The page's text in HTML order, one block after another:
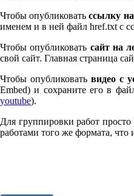
Чтобы опубликоватьссылку
именем и в ней файл href.txt с
Чтобы опубликовать сайт на
свой сайт. Главная страница
Чтобы опубликоватьвидео с
Embed) и сохраните его в
youtube).
Для группировки работ
работами того же формата, что